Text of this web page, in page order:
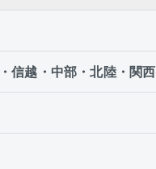
信越・中部・北陸・関西